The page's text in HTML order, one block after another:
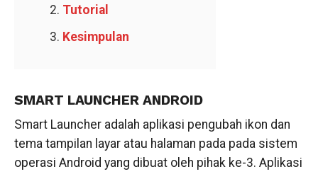
Tutorial
Kesimpulan
SMART LAUNCHER ANDROID
Smart Launcher adalah aplikasi pengubah ikon dan
tema tampilan layar atau halaman pada pada sistem
operasi Android yang dibuat oleh pihak ke-3. Aplikasi